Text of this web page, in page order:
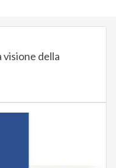
visione della